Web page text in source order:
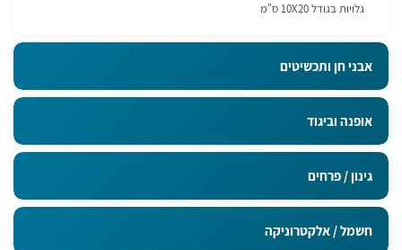
גלויות בגודל 10X20 ס"מ
אבני חן ותכשיטים
אופנה וביגוד
גינון / פרחים
חשמל / אלקטרוניקה